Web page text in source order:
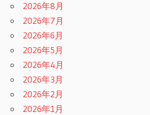
2026年8月
2026年7月
2026年6月
2026年5月
2026年4月
2026年3月
2026年2月
2026年1月